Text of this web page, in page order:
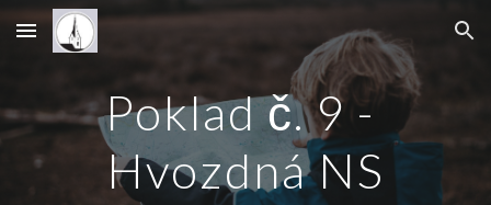
Skip to main content Skip to navigation
Poklad č. 9 -
Hvozdná NS